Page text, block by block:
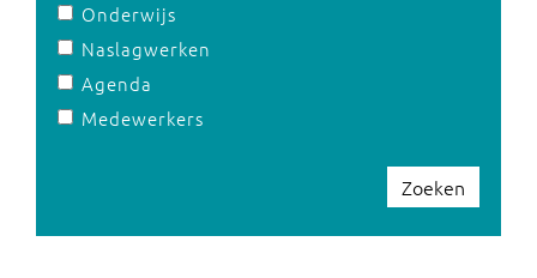
Onderwijs
Naslagwerken
Agenda
Medewerkers
Zoeken